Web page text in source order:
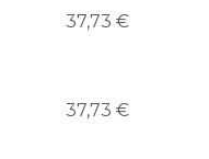
37,73 €
37,73 €